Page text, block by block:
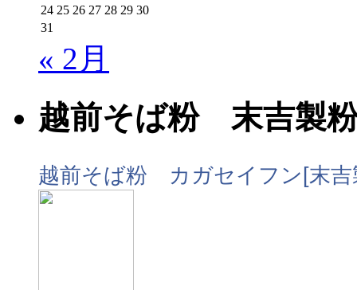
24 25 26 27 28 29 30
31
« 2月
越前そば粉 末吉製
越前そば粉 カガセイフン[末吉